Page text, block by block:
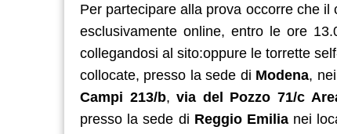
Per partecipare alla prova occorre che
esclusivamente online, entro le ore
collegandosi al sito:oppure le torrette
collocate, presso la sede di Modena,
Campi 213/b,via del Pozzo 71/c
presso la sede di Reggio Emilianei